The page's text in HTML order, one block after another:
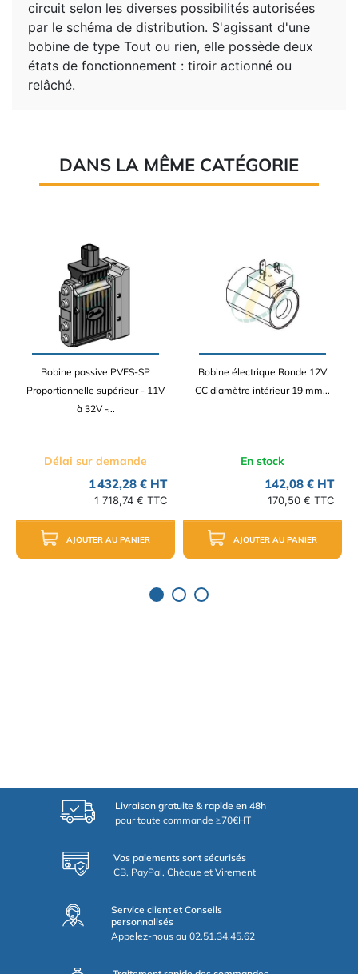
circuit selon les diverses possibilités autorisées
par le schéma de distribution. S'agissant d'une
bobine de type Tout ou rien, elle possède deux
états de fonctionnement : tiroir actionné ou
relâché.
DANS LA MÊME CATÉGORIE
Bobine passive PVES-SP
Proportionnelle supérieur - 11V
à 32V -...
Délai sur demande
1 432,28 € HT
1 718,74 € TTC
AJOUTER AU PANIER
Bobine électrique Ronde 12V
CC diamètre intérieur 19 mm...
En stock
142,08 € HT
170,50 € TTC
AJOUTER AU PANIER
Livraison gratuite & rapide en 48h
pour toute commande ≥70€HT
Vos paiements sont sécurisés
CB, PayPal, Chèque et Virement
Service client et Conseils
personnalisés
Appelez-nous au 02.51.34.45.62